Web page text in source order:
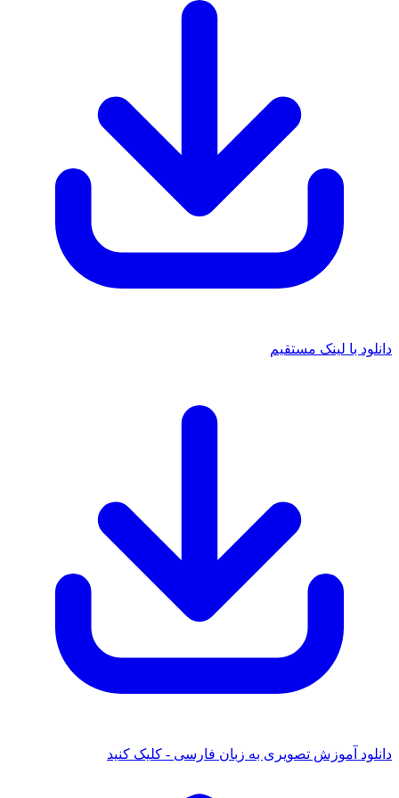
با لینک مستقیم
آموزش تصویری به زبان فارسی - کلیک کنید